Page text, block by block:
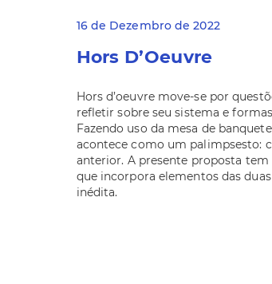
16 de Dezembro de 2022
Hors D’Oeuvre
Hors d’oeuvre move-se por
refletir sobre seu sistema e
Fazendo uso da mesa de
acontece como um palimpsesto:
anterior. A presente proposta
que incorpora elementos das
inédita.